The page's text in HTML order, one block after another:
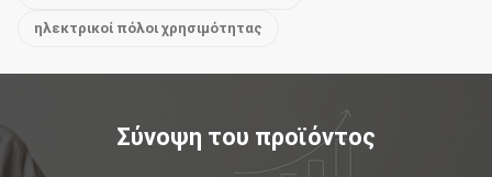
ηλεκτρικοί πόλοι χρησιμότητας
Σύνοψη του προϊόντος